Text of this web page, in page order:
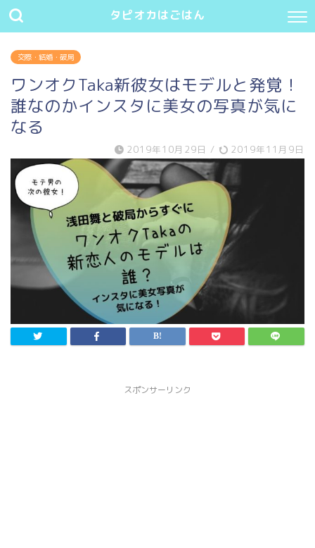
タピオカはごはん
交際・結婚・破局
ワンオクTaka新彼女はモデルと発覚！
誰なのかインスタに美女の写真が気に
なる
2019年10月29日 / 2019年11月9日
スポンサーリンク